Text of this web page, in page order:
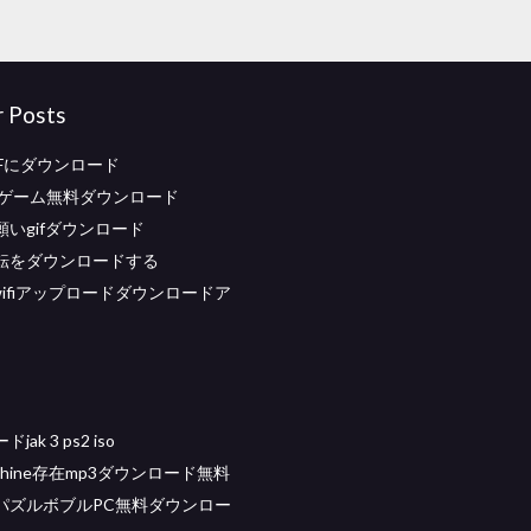
Posts
ダウンロード
ーム無料ダウンロード
いgifダウンロード
をダウンロードする
アップロードダウンロードア
ドjak 3 ps2 iso
存在mp3ダウンロード無料
ズルボブルPC無料ダウンロー